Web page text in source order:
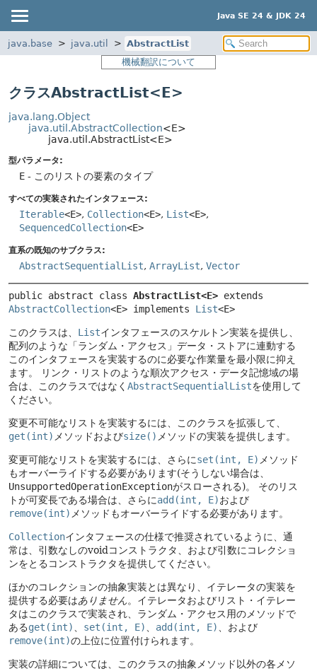
Java SE 24 & JDK 24
java.base java.util
AbstractList
機械翻訳について
クラスAbstractList<E>
java.lang.Object
java.util.AbstractCollection<E>
java.util.AbstractList<E>
型パラメータ:
E - このリストの要素のタイプ
すべての実装されたインタフェース:
Iterable<E>, Collection<E>, List<E>,
SequencedCollection<E>
直系の既知のサブクラス:
AbstractSequentialList, ArrayList, Vector
public abstract class AbstractList<E>
AbstractCollection<E> implements List<E>
このクラスは、 Listインタフェースのスケルトン実装を提供し、
配列のような「ランダム・アクセス」データ・ストアに連動する
このインタフェースを実装するのに必要な作業量を最小限に抑え
ます。
リンク・リストのような順次アクセス・データ記憶域の場
合は、このクラスではなく AbstractSequentialListを使用して
ください。
変更不可能なリストを実装するには、このクラスを拡張して、
get(int) メソッドおよびsize() メソッドの実装を提供します。
変更可能なリストを実装するには、さらにset(int, E) メソッド
もオーバーライドする必要があります(そうしない場合は、
UnsupportedOperationExceptionがスローされる)。
そのリス
トが可変長である場合は、さらにadd(int, E)および
remove(int) メソッドもオーバーライドする必要があります。
Collectionインタフェースの仕様で推奨されているように、通
常は、引数なしのvoidコンストラクタ、および引数にコレクショ
ンをとるコンストラクタを提供してください。
ほかのコレクションの抽象実装とは異なり、イテレータの実装を
提供する必要はありません。イテレータおよびリスト・イテレー
タはこのクラスで実装され、ランダム・アクセス用のメソッドで
あるget(int) set(int, E) add(int, E)
、および
remove(int)の上位に位置付けられます。
実装の詳細については、このクラスの抽象メソッド以外の各メソ